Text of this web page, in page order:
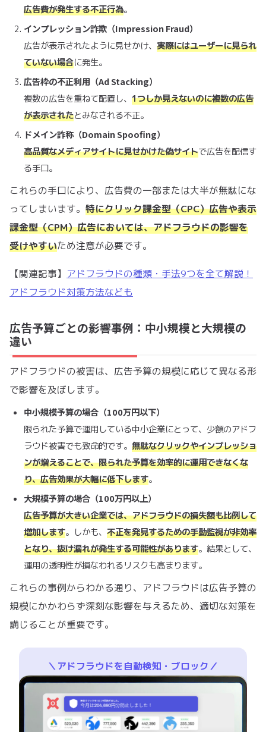
広告費が発生する不正行為。
インプレッション詐欺（Impression Fraud）
広告が表示されたように見せかけ、 実際にはユーザーに見られ
ていない場合に発生。
広告枠の不正利用（Ad Stacking）
複数の広告を重ねて配置し、 1つしか見えないのに複数の広告
が表示されたとみなされる不正。
ドメイン詐称（Domain Spoofing）
高品質なメディアサイトに見せかけた偽サイトで広告を配信す
る手口。
これらの手口により、広告費の一部または大半が無駄にな
ってしまいます。 特にクリック課金型（CPC）広告や表示
課金型（CPM）広告においては、アドフラウドの影響を
受けやすいため注意が必要です。
【関連記事】 アドフラウドの種類・手法9つを全て解説！
アドフラウド対策方法なども
広告予算ごとの影響事例：中小規模と大規模の
違い
アドフラウドの被害は、広告予算の規模に応じて異なる形
で影響を及ぼします。
中小規模予算の場合（100万円以下）
限られた予算で運用している中小企業にとって、少額のアドフ
ラウド被害でも致命的です。 無駄なクリックやインプレッショ
ンが増えることで、限られた予算を効率的に運用できなくな
り、広告効果が大幅に低下します。
大規模予算の場合（100万円以上）
広告予算が大きい企業では、アドフラウドの損失額も比例して
増加します。しかも、 不正を発見するための手動監視が非効率
となり、抜け漏れが発生する可能性があります。結果として、
運用の透明性が損なわれるリスクも高まります。
これらの事例からわかる通り、アドフラウドは広告予算の
規模にかかわらず深刻な影響を与えるため、適切な対策を
講じることが重要です。
＼アドフラウドを自動検知・ブロック／